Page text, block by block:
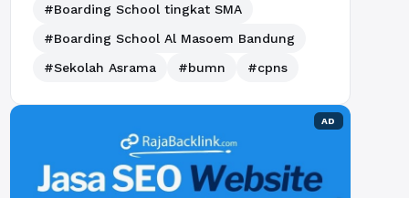
#Boarding School tingkat SMA
#Boarding School Al Masoem Bandung
#Sekolah Asrama
#bumn #cpns
AD